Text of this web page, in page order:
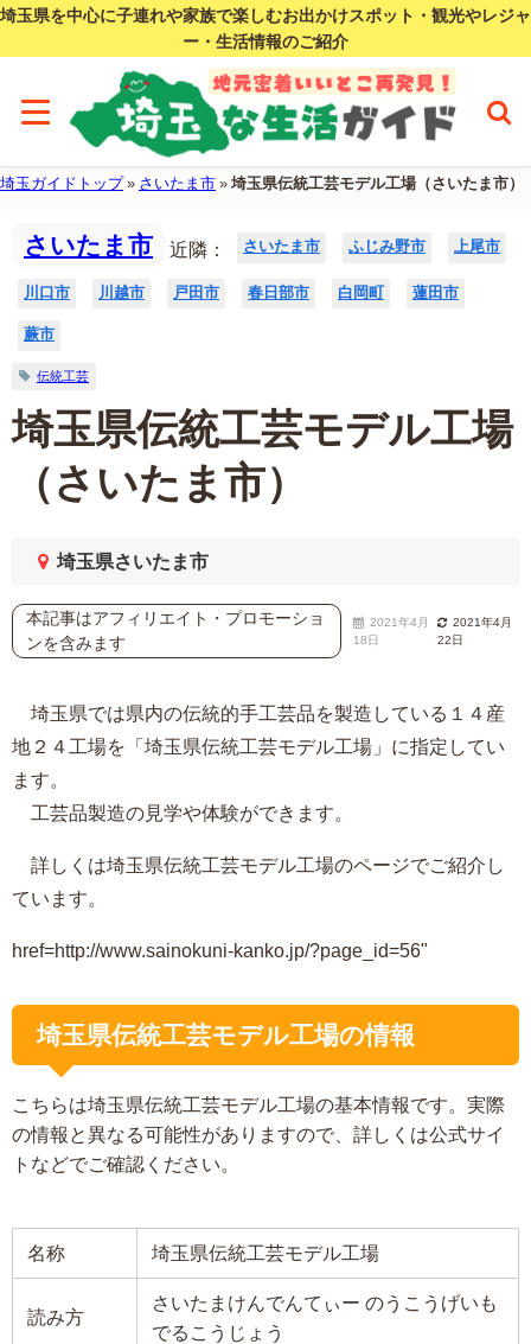
埼玉県を中心に子連れや家族で楽しむお出かけスポット・観光やレジャ
ー・生活情報のご紹介
埼玉ガイドトップ» さいたま市 » 埼玉県伝統工芸モデル工場（さいたま市）
さいたま市 近隣： さいたま市 ふじみ野市 上尾市
川口市 川越市 戸田市 春日部市 白岡町 蓮田市
蕨市
伝統工芸
埼玉県伝統工芸モデル工場
（さいたま市）
埼玉県さいたま市
本記事はアフィリエイト・プロモーショ
ンを含みます
2021年4月
18日
2021年4月
22日
埼玉県では県内の伝統的手工芸品を製造している１４産
地２４工場を「埼玉県伝統工芸モデル工場」に指定してい
ます。
工芸品製造の見学や体験ができます。
詳しくは埼玉県伝統工芸モデル工場のページでご紹介し
ています。
href=http://www.sainokuni-kanko.jp/?page_id=56"
埼玉県伝統工芸モデル工場の情報
こちらは埼玉県伝統工芸モデル工場の基本情報です。実際
の情報と異なる可能性がありますので、詳しくは公式サイ
トなどでご確認ください。
名称 埼玉県伝統工芸モデル工場
読み方
さいたまけんでんてぃー のうこうげいも
でるこうじょう